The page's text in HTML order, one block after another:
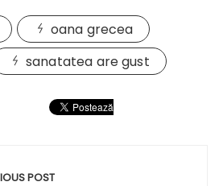
oana grecea
sanatatea are gust
POST